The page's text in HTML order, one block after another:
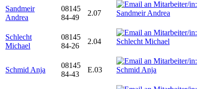
Sandmeir
Andrea
08145
84-49
2.07
Schlecht
Michael
08145
84-26
2.04
Schmid Anja
08145
84-43
E.03